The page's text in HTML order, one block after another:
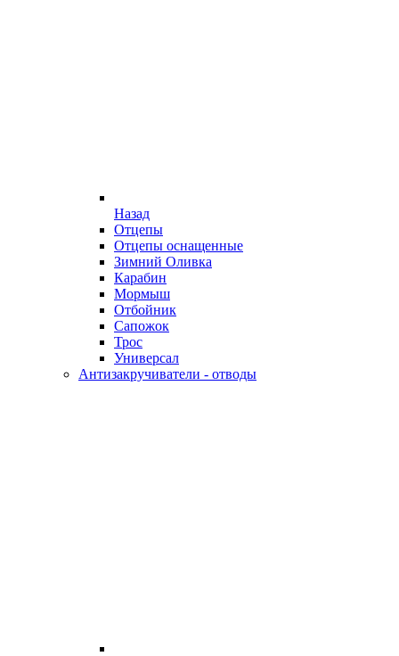
Назад
Отцепы
Отцепы оснащенные
Зимний Оливка
Карабин
Мормыш
Отбойник
Сапожок
Трос
Универсал
Антизакручиватели - отводы